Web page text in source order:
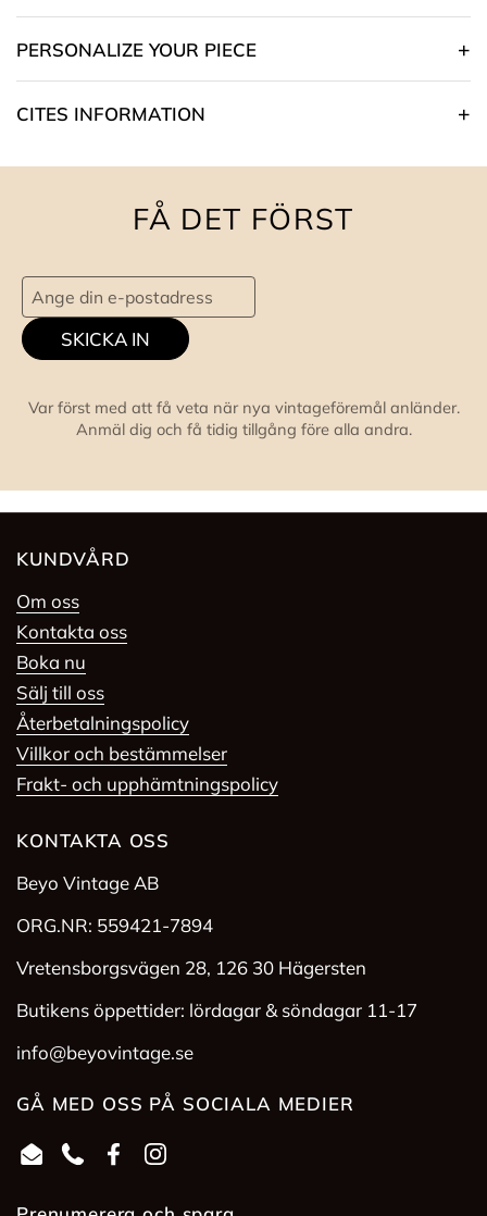
PERSONALIZE YOUR PIECE
CITES INFORMATION
FÅ DET FÖRST
SKICKA IN
Var först med att få veta när nya vintageföremål anländer.
Anmäl dig och få tidig tillgång före alla andra.
KUNDVÅRD
Om oss
Kontakta oss
Boka nu
Sälj till oss
Återbetalningspolicy
Villkor och bestämmelser
Frakt- och upphämtningspolicy
KONTAKTA OSS
Beyo Vintage AB
ORG.NR: 559421-7894
Vretensborgsvägen 28, 126 30 Hägersten
Butikens öppettider: lördagar & söndagar 11-17
info@beyovintage.se
GÅ MED OSS PÅ SOCIALA MEDIER
EmailPhoneFacebookInstagram